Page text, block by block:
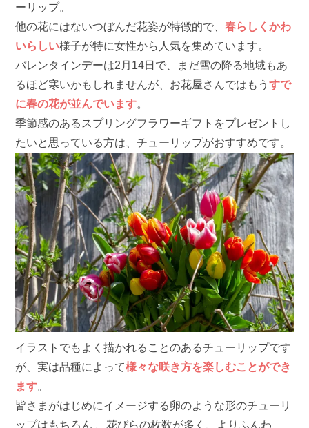
ーリップ。
他の花にはないつぼんだ花姿が特徴的で、春らしくかわ
いらしい様子が特に女性から人気を集めています。
バレンタインデーは2月14日で、まだ雪の降る地域もあ
るほど寒いかもしれませんが、お花屋さんではもうすで
に春の花が並んでいます。
季節感のあるスプリングフラワーギフトをプレゼントし
たいと思っている方は、チューリップがおすすめです。
イラストでもよく描かれることのあるチューリップです
が、実は品種によって様々な咲き方を楽しむことができ
ます。
皆さまがはじめにイメージする卵のような形のチューリ
ップはもちろん 、花びらの枚数が多く、よりふんわ